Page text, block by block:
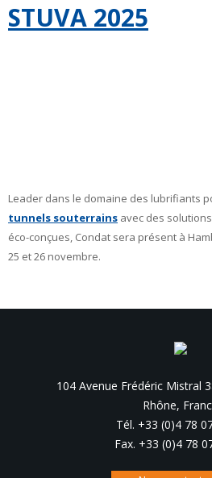
STUVA 2025
Leader dans le domaine des lubrifiants
tunnels souterrains avec des
éco-conçues, Condat sera présent à
25 et 26 novembre.
104 Avenue Frédéric Mistral
Rhône,
Tél. +33 (0)4 78
Fax. +33 (0)4 78